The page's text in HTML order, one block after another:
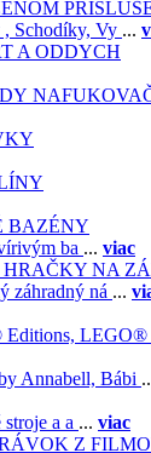
, Schodíky, Vy ...
A ODDYCH
BAZÉNY
ba ... viac
HRAČKY NA
záhradný ná ...
LEGO®
Annabell, Bábi
a a ... viac
Z